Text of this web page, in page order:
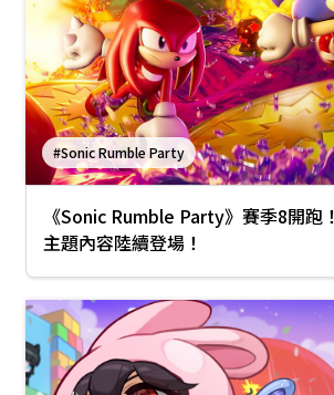
#Sonic Rumble Party
《Sonic Rumble Party》賽季8開跑！ 「裝甲戰士」
主題內容陸續登場！